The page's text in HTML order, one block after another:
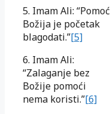
5. Imam Ali: “Pomoć
Božija je početak
blagodati.”[5]
6. Imam Ali:
“Zalaganje bez
Božije pomoći
nema koristi.”[6]